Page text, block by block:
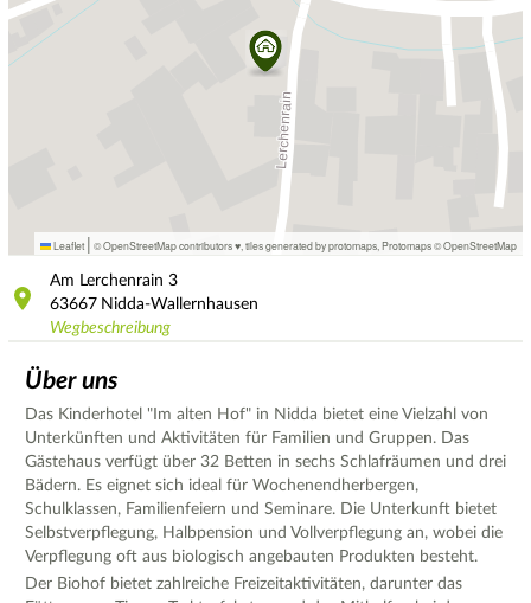
Leaflet | © OpenStreetMap contributors ♥, tiles generated by protomaps Protomaps©OpenStreetMap
Am Lerchenrain 3
63667 Nidda-Wallernhausen
Wegbeschreibung
Über uns
Das Kinderhotel "Im alten Hof" in Nidda bietet eine Vielzahl von
Unterkünften und Aktivitäten für Familien und Gruppen. Das
Gästehaus verfügt über 32 Betten in sechs Schlafräumen und drei
Bädern. Es eignet sich ideal für Wochenendherbergen,
Schulklassen, Familienfeiern und Seminare. Die Unterkunft bietet
Selbstverpflegung, Halbpension und Vollverpflegung an, wobei die
Verpflegung oft aus biologisch angebauten Produkten besteht.
Der Biohof bietet zahlreiche Freizeitaktivitäten, darunter das